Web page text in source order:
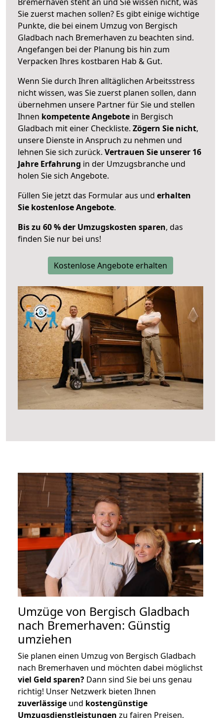
Sie zuerst machen sollen? Es gibt einige wichtige
Punkte, die bei einem Umzug von Bergisch
Gladbach nach Bremerhaven zu beachten sind.
Angefangen bei der Planung bis hin zum
Verpacken Ihres kostbaren Hab & Gut.
Wenn Sie durch Ihren alltäglichen Arbeitsstress
nicht wissen, was Sie zuerst planen sollen, dann
übernehmen unsere Partner für Sie und stellen
Ihnen kompetente Angebote in Bergisch
Gladbach mit einer Checkliste. Zögern Sie nicht,
unsere Dienste in Anspruch zu nehmen und
lehnen Sie sich zurück. Vertrauen Sie unserer 16
Jahre Erfahrung in der Umzugsbranche und
holen Sie sich Angebote.
Füllen Sie jetzt das Formular aus und erhalten
Sie kostenlose Angebote.
Bis zu 60 % der Umzugskosten sparen, das
finden Sie nur bei uns!
Kostenlose Angebote erhalten
Umzüge von Bergisch Gladbach
nach Bremerhaven: Günstig
umziehen
Sie planen einen Umzug von Bergisch Gladbach
nach Bremerhaven und möchten dabei möglichst
viel Geld sparen? Dann sind Sie bei uns genau
richtig! Unser Netzwerk bieten Ihnen
zuverlässige und kostengünstige
Umzugsdienstleistungen zu fairen Preisen,